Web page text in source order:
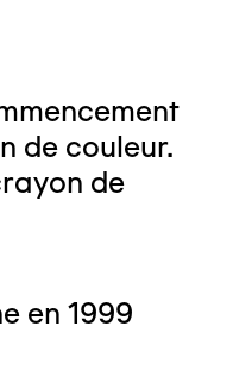
de couleur.
de
en 1999